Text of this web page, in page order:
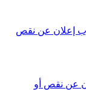
إعلان عن نقص
عن نقص أو